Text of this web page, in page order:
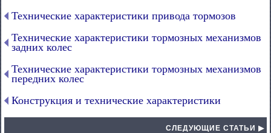
Технические характеристики привода тормозов
Технические характеристики тормозных механизмов
задних колес
Технические характеристики тормозных механизмов
передних колес
Конструкция и технические характеристики
СЛЕДУЮЩИЕ СТАТЬИ ▶